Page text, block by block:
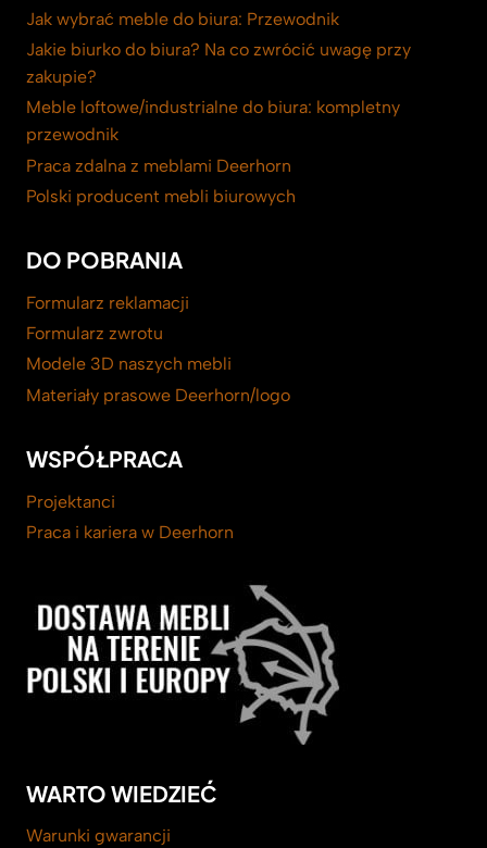
Jak wybrać meble do biura: Przewodnik
Jakie biurko do biura? Na co zwrócić uwagę przy
zakupie?
Meble loftowe/industrialne do biura: kompletny
przewodnik
Praca zdalna z meblami Deerhorn
Polski producent mebli biurowych
DO POBRANIA
Formularz reklamacji
Formularz zwrotu
Modele 3D naszych mebli
Materiały prasowe Deerhorn/logo
WSPÓŁPRACA
Projektanci
Praca i kariera w Deerhorn
WARTO WIEDZIEĆ
Warunki gwarancji